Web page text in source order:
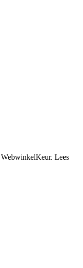
WebwinkelKeur. Lees